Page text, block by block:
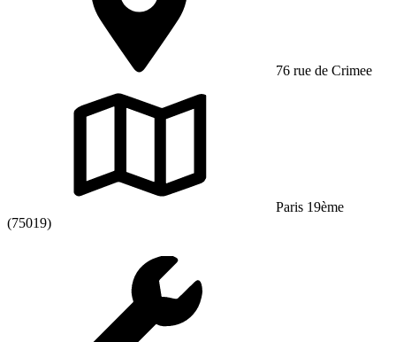
76 rue de Crimee
Paris 19ème
(75019)